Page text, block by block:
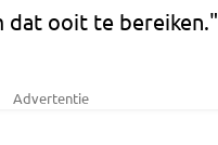
dat ooit te bereiken."
Advertentie